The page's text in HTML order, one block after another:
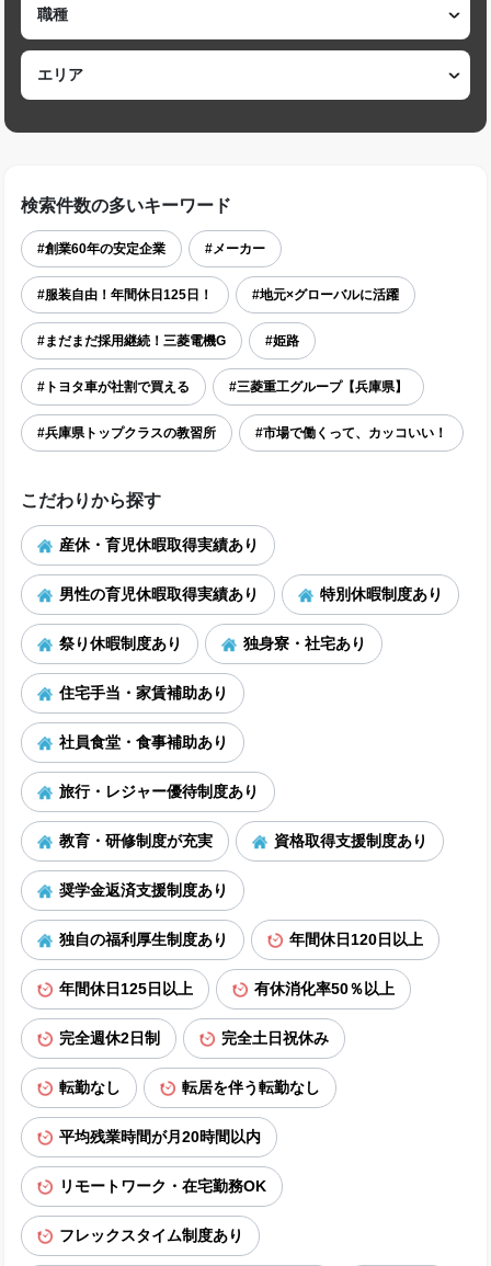
検索件数の多いキーワード
#創業60年の安定企業 #メーカー
#服装自由！年間休日125日！ #地元×グローバルに活躍
#まだまだ採用継続！三菱電機G #姫路
#トヨタ車が社割で買える #三菱重工グループ【兵庫県】
#兵庫県トップクラスの教習所 #市場で働くって、カッコいい！
こだわりから探す
産休・育児休暇取得実績あり
男性の育児休暇取得実績あり 特別休暇制度あり
祭り休暇制度あり 独身寮・社宅あり
住宅手当・家賃補助あり
社員食堂・食事補助あり
旅行・レジャー優待制度あり
教育・研修制度が充実 資格取得支援制度あり
奨学金返済支援制度あり
独自の福利厚生制度あり 年間休日120日以上
年間休日125日以上 有休消化率50％以上
完全週休2日制 完全土日祝休み
転勤なし 転居を伴う転勤なし
平均残業時間が月20時間以内
リモートワーク・在宅勤務OK
フレックスタイム制度あり